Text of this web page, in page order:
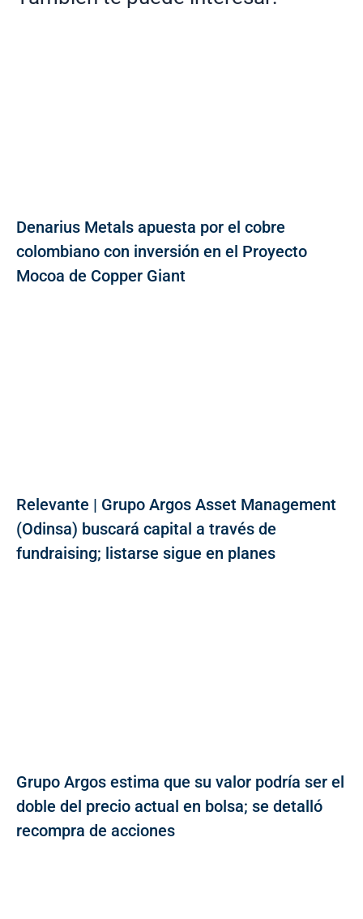
Denarius Metals apuesta por el cobre
colombiano con inversión en el Proyecto
Mocoa de Copper Giant
Relevante | Grupo Argos Asset Management
(Odinsa) buscará capital a través de
fundraising; listarse sigue en planes
Grupo Argos estima que su valor podría ser el
doble del precio actual en bolsa; se detalló
recompra de acciones